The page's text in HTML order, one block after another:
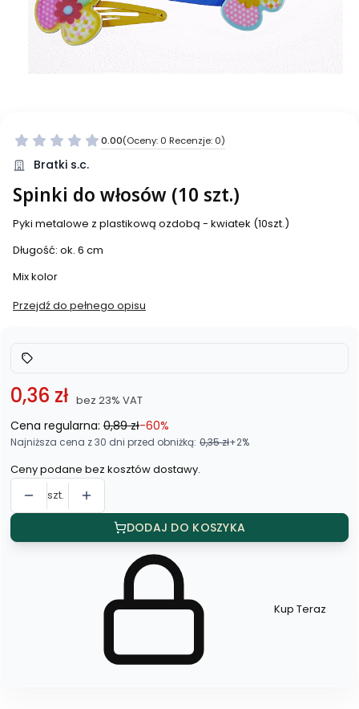
0.00(Oceny: 0 Recenzje: 0)
Bratki s.c.
Spinki do włosów (10 szt.)
Pyki metalowe z plastikową ozdobą - kwiatek (10szt.)
Długość: ok. 6 cm
Mix kolor
Przejdź do pełnego opisu
0,36 zł bez 23% VAT
Cena regularna: 0,89 zł-60%
Najniższa cena z 30 dni przed obniżką: 0,35 zł+2%
Ceny podane bez kosztów dostawy.
szt.
DODAJ DO KOSZYKA
Szybki
produktu
Spinki
do
Kup Teraz